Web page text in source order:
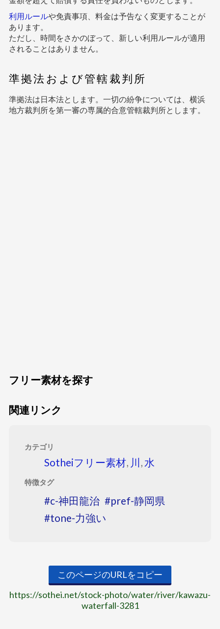
利用ルールや免責事項、料金は予告なく変更することが
あります。
ただし、時間をさかのぼって、新しい利用ルールが適用
されることはありません。
準拠法および管轄裁判所
準拠法は日本法とします。一切の紛争については、横浜
地方裁判所を第一審の専属的合意管轄裁判所とします。
フリー素材を探す
関連リンク
カテゴリ
Sotheiフリー素材, 川, 水
特徴タグ
c-神田龍治
pref-静岡県
tone-力強い
このページのURLをコピー
https://sothei.net/stock-photo/water/river/kawazu-
waterfall-3281